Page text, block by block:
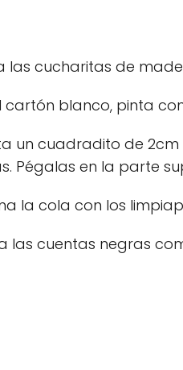
las cucharitas de
cartón blanco, pinta
un cuadradito de
Pégalas en la parte
la cola con los
las cuentas negras